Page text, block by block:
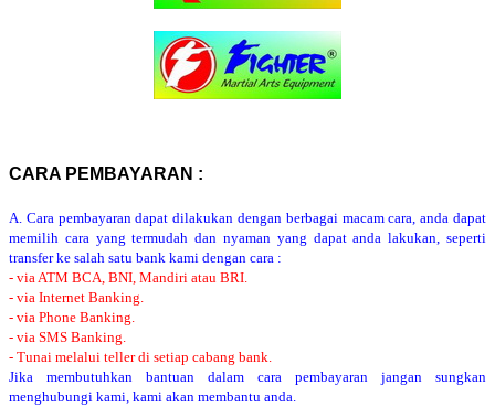
CARA PEMBAYARAN :
A. Cara pembayaran dapat dilakukan dengan berbagai macam cara, anda dapat
memilih cara yang termudah dan nyaman yang dapat anda lakukan, seperti
transfer ke salah satu bank kami dengan cara :
- via ATM BCA, BNI, Mandiri atau BRI.
- via Internet Banking.
- via Phone Banking.
- via SMS Banking.
- Tunai melalui teller di setiap cabang bank.
Jika membutuhkan bantuan dalam cara pembayaran jangan sungkan
menghubungi kami, kami akan membantu anda.